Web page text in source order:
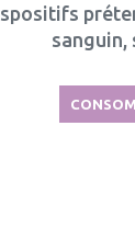
sanguin,